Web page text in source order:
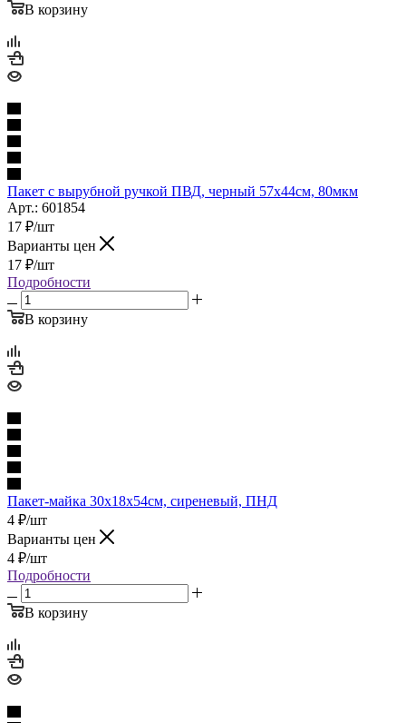
В корзину
Пакет с вырубной ручкой ПВД, черный 57х44см, 80мкм
Арт.: 601854
17 ₽/шт
Варианты цен
17 ₽/шт
Подробности
В корзину
Пакет-майка 30х18х54см, сиреневый, ПНД
4 ₽/шт
Варианты цен
4 ₽/шт
Подробности
В корзину